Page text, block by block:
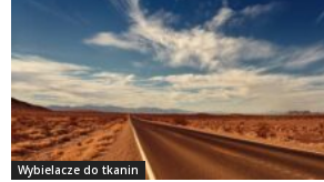
Wybielacze do tkanin